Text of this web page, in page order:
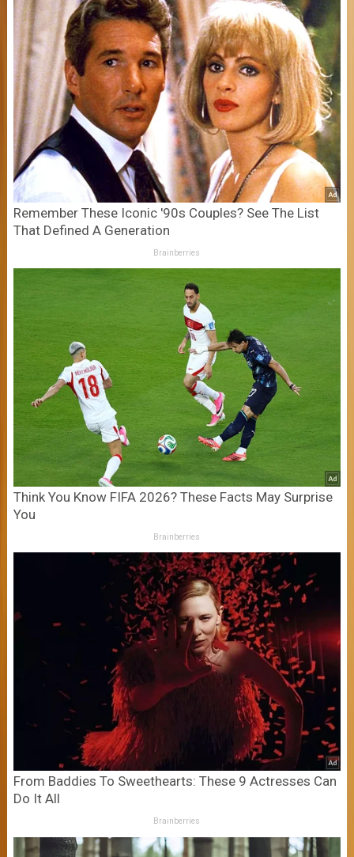
Remember These Iconic '90s Couples? See The List
That Defined A Generation
Brainberries
Think You Know FIFA 2026? These Facts May Surprise
You
Brainberries
From Baddies To Sweethearts: These 9 Actresses Can
Do It All
Brainberries